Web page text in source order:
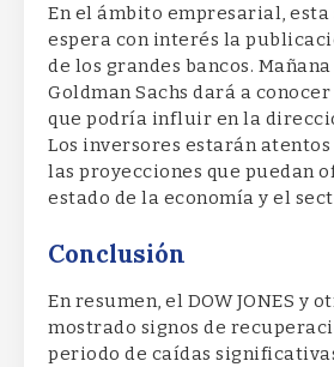
En el ámbito empresarial, esta
espera con interés la
de los grandes bancos.
Goldman Sachs dará a
que podría influir en la
Los inversores estarán atentos
las proyecciones que puedan
estado de la economía y el
Conclusión
En resumen, el DOW JONES y
mostrado signos de
periodo de caídas